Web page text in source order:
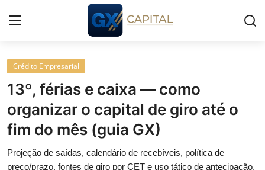
Entrar
Cursos
Simuladores
Crédito Empresarial
13º, férias e caixa — como
organizar o capital de giro até o
fim do mês (guia GX)
Projeção de saídas, calendário de recebíveis, política de
preço/prazo, fontes de giro por CET e uso tático de antecipação.